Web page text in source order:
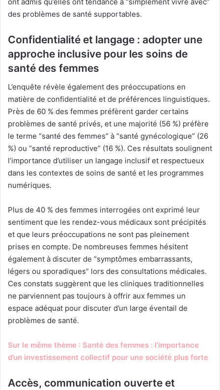
des problèmes de santé supportables.
Confidentialité et langage : adopter une
approche inclusive pour les soins de
santé des femmes
L’enquête révèle également des préoccupations en
matière de confidentialité et de préférences linguistiques.
Près de 60 % des femmes préfèrent garder certains
problèmes de santé privés, et une majorité (56 %) préfère
le terme “santé des femmes” à “santé gynécologique” (26
%) ou “santé reproductive” (16 %). Ces résultats soulignent
l’importance d’utiliser un langage inclusif et respectueux
dans les contextes de soins de santé et les programmes
numériques.
Plus de 40 % des femmes interrogées ont exprimé leur
sentiment que les rendez-vous médicaux sont précipités
et que leurs préoccupations ne sont pas pleinement
prises en compte. De nombreuses femmes hésitent
également à discuter de “symptômes embarrassants,
légers ou sporadiques” lors des consultations médicales.
Ces constats suggèrent que les cliniques traditionnelles
ne parviennent pas toujours à offrir aux femmes un
espace adéquat pour discuter d’un large éventail de
problèmes de santé.
Sur le même thème : Santé des femmes : l’importance
d’un investissement collectif pour une société plus forte
Accès, communication ouverte et